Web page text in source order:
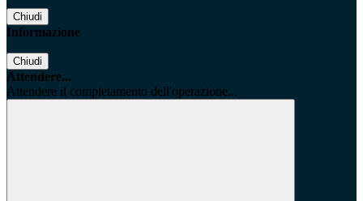
Chiudi
Informazione
Chiudi
Attendere...
Attendere il completamento dell'operazione...